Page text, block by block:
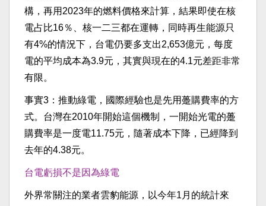
構，再用2023年的燃料價格來計算，結果即使在核
電占比16％、核一二三都在運轉，同時再生能源只
有4%的情況下，台電仍要多支出2,653億元，每度
電的平均成本為3.9元，其實與現在的4.1元差距非常
有限。
事實3：推動綠電，國際經驗也是先用躉購費率的方
式。台灣在2010年開始這個機制，一開始光電的躉
購費率是一度電11.75元，隨著成本下降，已經降到
去年的4.38元。
台電虧損不是因為綠電
外界常關注的業者雲豹能源，以今年1月的統計來